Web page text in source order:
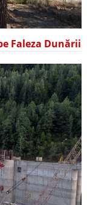
Faleza Dunării